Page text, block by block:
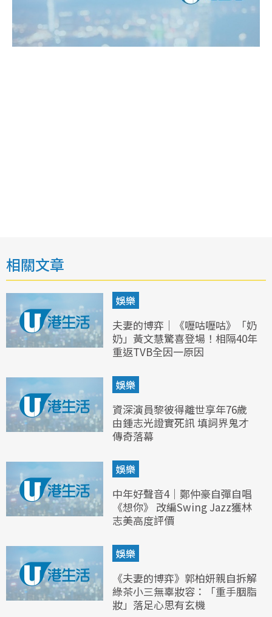
相關文章
娛樂
夫妻的博弈｜《嚦咕嚦咕》「奶
奶」黃文慧驚喜登場！相隔40年
重返TVB全因一原因
娛樂
資深演員黎彼得離世享年76歲
由鍾志光證實死訊 填詞界鬼才
傳奇落幕
娛樂
中年好聲音4｜鄭仲豪自彈自唱
《想你》 改編Swing Jazz獲林
志美高度評價
娛樂
《夫妻的博弈》郭柏妍親自拆解
綠茶小三無辜妝容：「重手胭脂
妝」落足心思有玄機